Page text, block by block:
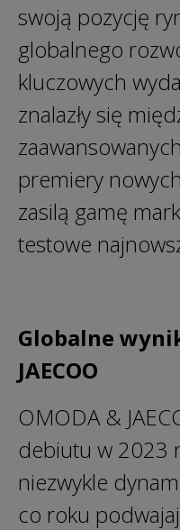
swoją pozycję
globalnego
kluczowych
znalazły się
premiery
zasilą gamę
testowe
Globalne
JAECOO
OMODA &
debiutu w 2023
niezwykle
co roku